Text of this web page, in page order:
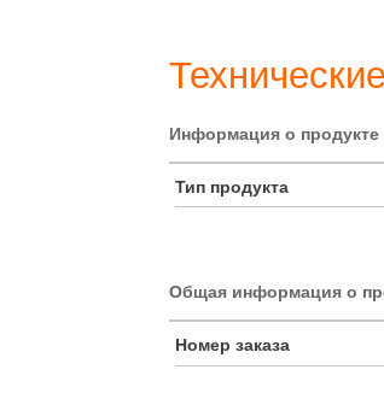
Информация о продукте
Тип продукта
Общая информация о
Номер заказа